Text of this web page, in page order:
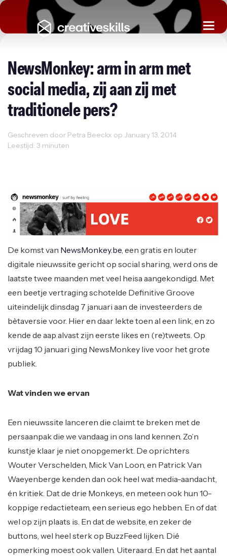
NewsMonkey: arm in arm met
social media, zij aan zij met
traditionele pers?
Geschreven door Petra Beeckx op January 13, 2014
Leestijd: 3 minuten
De komst van NewsMonkey.be, een gratis en louter
digitale nieuwssite gericht op social sharing, werd ons de
laatste twee maanden met veel heisa aangekondigd. Met
een beetje vertraging schotelde Definitive Groove
uiteindelijk dinsdag 7 januari aan de investeerders de
bètaversie voor. Hier en daar lekte toen al een link, en zo
kende de aap alvast zijn eerste likes en (re)tweets. Op
vrijdag 10 januari ging NewsMonkey live voor het grote
publiek.
Wat vinden we ervan
Een nieuwssite lanceren die claimt te breken met de
persaanpak die we vandaag in ons land kennen. Zo’n
kunstje klaar je niet onopgemerkt. De oprichters
Wouter Verschelden, Mick Van Loon, en Patrick Van
Waeyenberge kenden dan ook heel wat media-aandacht,
én kritiek. Dat de drie Monkeys, en meteen ook hun 10-
koppige redactieteam, een serieus ego hebben. En of dat
wel op zijn plaats is. En dat de website, en zeker de
buttons, wel heel sterk op BuzzFeed lijken. Dié
opmerking moest ook vallen. Uiteraard. En dat het aantal